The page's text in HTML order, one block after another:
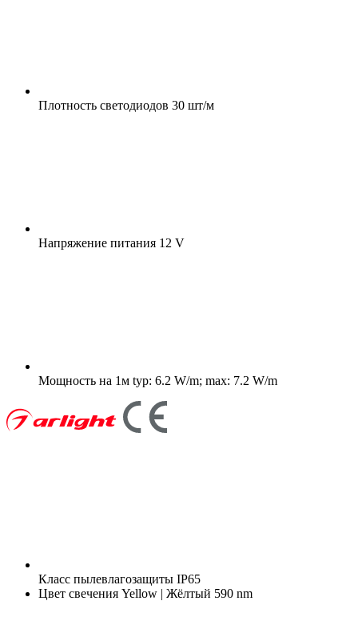
Плотность светодиодов 30 шт/м
Напряжение питания 12 V
Мощность на 1м typ: 6.2 W/m; max: 7.2 W/m
Класс пылевлагозащиты IP65
Цвет свечения Yellow | Жёлтый 590 nm